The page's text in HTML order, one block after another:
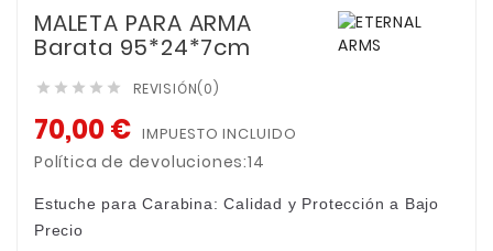
MALETA PARA ARMA
Barata 95*24*7cm
     REVISIÓN(0)
70,00 € IMPUESTO INCLUIDO
Política de devoluciones:14
Estuche para Carabina: Calidad y Protección a Bajo
Precio